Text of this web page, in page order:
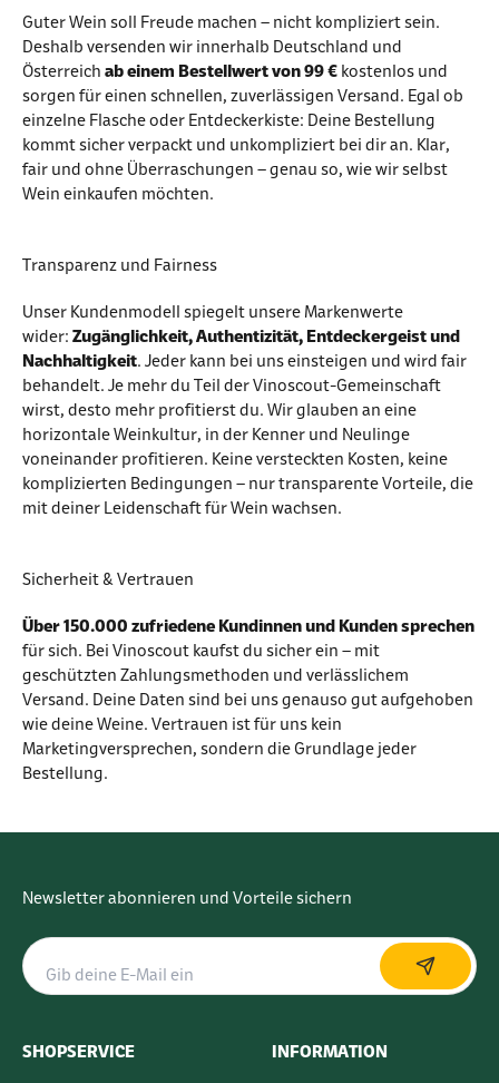
Guter Wein soll Freude machen – nicht kompliziert sein.
Deshalb versenden wir innerhalb Deutschland und
Österreich ab einem Bestellwert von 99 € kostenlos und
sorgen für einen schnellen, zuverlässigen Versand. Egal ob
einzelne Flasche oder Entdeckerkiste: Deine Bestellung
kommt sicher verpackt und unkompliziert bei dir an. Klar,
fair und ohne Überraschungen – genau so, wie wir selbst
Wein einkaufen möchten.
Transparenz und Fairness
Unser Kundenmodell spiegelt unsere Markenwerte
wider: Zugänglichkeit, Authentizität, Entdeckergeist und
Nachhaltigkeit. Jeder kann bei uns einsteigen und wird fair
behandelt. Je mehr du Teil der Vinoscout-Gemeinschaft
wirst, desto mehr profitierst du. Wir glauben an eine
horizontale Weinkultur, in der Kenner und Neulinge
voneinander profitieren. Keine versteckten Kosten, keine
komplizierten Bedingungen – nur transparente Vorteile, die
mit deiner Leidenschaft für Wein wachsen.
Sicherheit & Vertrauen
Über 150.000 zufriedene Kundinnen und Kunden sprechen
für sich. Bei Vinoscout kaufst du sicher ein – mit
geschützten Zahlungsmethoden und verlässlichem
Versand. Deine Daten sind bei uns genauso gut aufgehoben
wie deine Weine. Vertrauen ist für uns kein
Marketingversprechen, sondern die Grundlage jeder
Bestellung.
Newsletter abonnieren und Vorteile sichern
SHOPSERVICE INFORMATION